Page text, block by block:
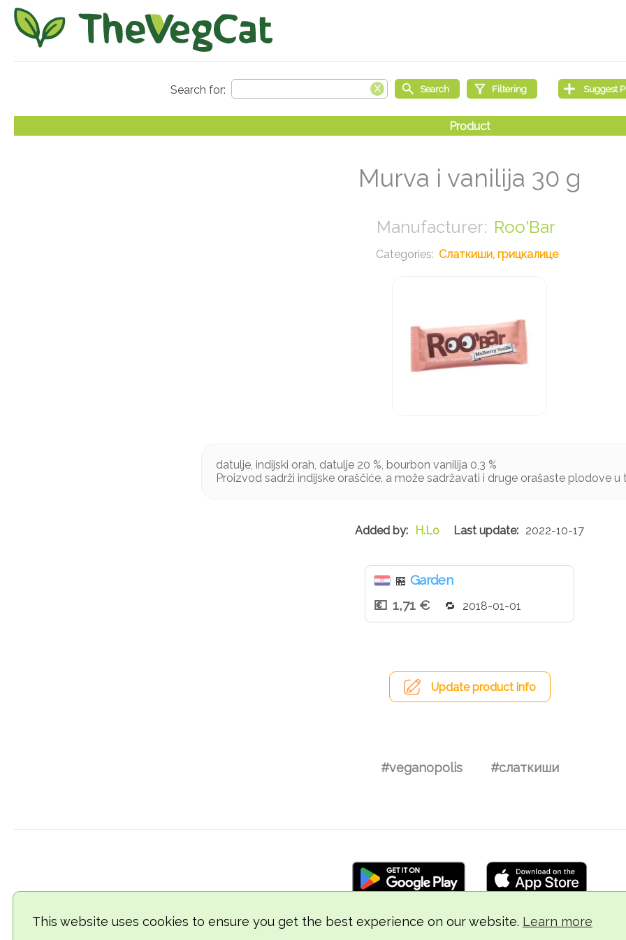
This website uses cookies to ensure you get the best experience on our website. Learn more
Murva i vanilija 30 g
Roo'Bar
Слаткиши, грицкалице
datulje, indijski orah, datulje 20 %, bourbon vanilija 0,3 %
Proizvod sadrži indijske oraščiće, a može sadržavati i druge orašaste plodove u
H.Lo 2022-10-17
🏪 Garden
1,71 €
2018-01-01
Update product info
#veganopolis #слаткиши